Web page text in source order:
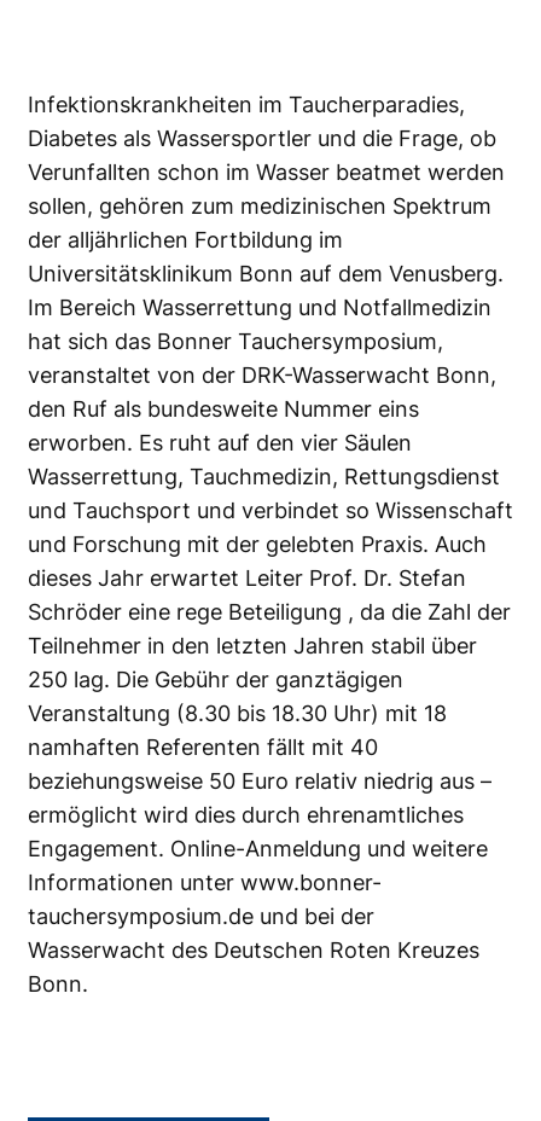
Infektionskrankheiten im Taucherparadies,
Diabetes als Wassersportler und die Frage, ob
Verunfallten schon im Wasser beatmet werden
sollen, gehören zum medizinischen Spektrum
der alljährlichen Fortbildung im
Universitätsklinikum Bonn auf dem Venusberg.
Im Bereich Wasserrettung und Notfallmedizin
hat sich das Bonner Tauchersymposium,
veranstaltet von der DRK-Wasserwacht Bonn,
den Ruf als bundesweite Nummer eins
erworben. Es ruht auf den vier Säulen
Wasserrettung, Tauchmedizin, Rettungsdienst
und Tauchsport und verbindet so Wissenschaft
und Forschung mit der gelebten Praxis. Auch
dieses Jahr erwartet Leiter Prof. Dr. Stefan
Schröder eine rege Beteiligung , da die Zahl der
Teilnehmer in den letzten Jahren stabil über
250 lag. Die Gebühr der ganztägigen
Veranstaltung (8.30 bis 18.30 Uhr) mit 18
namhaften Referenten fällt mit 40
beziehungsweise 50 Euro relativ niedrig aus –
ermöglicht wird dies durch ehrenamtliches
Engagement. Online-Anmeldung und weitere
Informationen unter www.bonner-
tauchersymposium.de und bei der
Wasserwacht des Deutschen Roten Kreuzes
Bonn.